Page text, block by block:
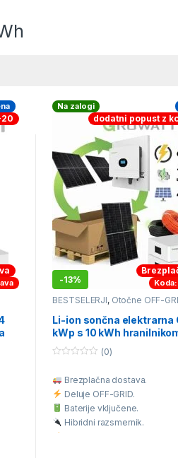
20
Na zalogi
-13%
dodatni popust z
BESTSELERJI, Otočne OFF-
Li-ion sončna elektrarna
kWp s 10 kWh
off-grid solarna rešitev
u
o
f
5
(0)
Brezplačna dostava.
Deluje OFF-GRID.
Baterije vključene.
Hibridni razsmernik.